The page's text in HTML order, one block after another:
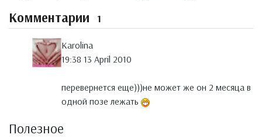
Комментарии 1
Karolina
19:38 13 April 2010
перевернется еще)))не может же он 2 месяца в
одной позе лежать
Полезное